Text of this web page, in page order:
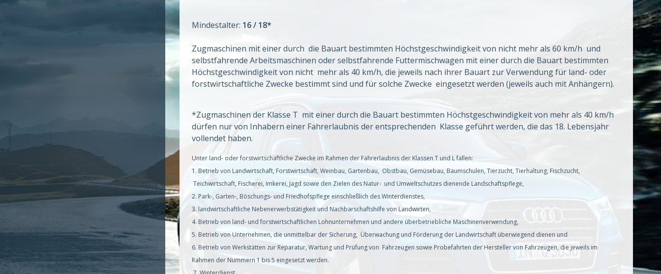
Mindestalter: 16 / 18*
Zugmaschinen mit einer durch die Bauart bestimmten Höchstgeschwindigkeit von nicht mehr als 60 km/h und
selbstfahrende Arbeitsmaschinen oder selbstfahrende Futtermischwagen mit einer durch die Bauart bestimmten
Höchstgeschwindigkeit von nicht mehr als 40 km/h, die jeweils nach ihrer Bauart zur Verwendung für land- oder
forstwirtschaftliche Zwecke bestimmt sind und für solche Zwecke eingesetzt werden (jeweils auch mit Anhängern).
*Zugmaschinen der Klasse T mit einer durch die Bauart bestimmten Höchstgeschwindigkeit von mehr als 40 km/h
dürfen nur von Inhabern einer Fahrerlaubnis der entsprechenden Klasse geführt werden, die das 18. Lebensjahr
vollendet haben.
Unter land- oder forstwirtschaftliche Zwecke im Rahmen der Fahrerlaubnis der Klassen T und L fallen:
1. Betrieb von Landwirtschaft, Forstwirtschaft, Weinbau, Gartenbau, Obstbau, Gemüsebau, Baumschulen, Tierzucht, Tierhaltung, Fischzucht,
Teichwirtschaft, Fischerei, Imkerei, Jagd sowie den Zielen des Natur- und Umweltschutzes dienende Landschaftspflege,
2. Park-, Garten-, Böschungs- und Friedhofspflege einschließlich des Winterdienstes,
3. landwirtschaftliche Nebenerwerbstätigkeit und Nachbarschaftshilfe von Landwirten,
4. Betrieb von land- und forstwirtschaftlichen Lohnunternehmen und andere überbetriebliche Maschinenverwendung,
5. Betrieb von Unternehmen, die unmittelbar der Sicherung, Überwachung und Förderung der Landwirtschaft überwiegend dienen und
6. Betrieb von Werkstätten zur Reparatur, Wartung und Prüfung von Fahrzeugen sowie Probefahrten der Hersteller von Fahrzeugen, die jeweils im
Rahmen der Nummern 1 bis 5 eingesetzt werden.